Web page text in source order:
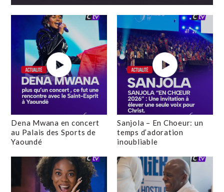
Dena Mwana en concert
au Palais des Sports de
Yaoundé
Sanjola – En Choeur: un
temps d’adoration
inoubliable